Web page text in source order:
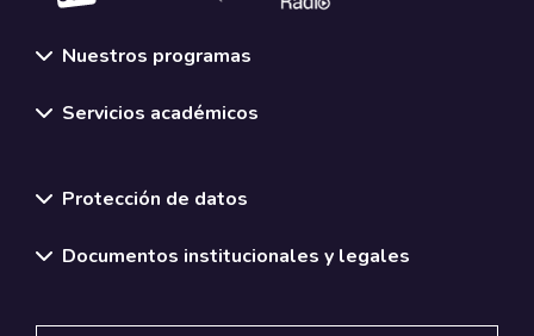
Nuestros programas
Servicios académicos
Protección de datos
Documentos institucionales y legales